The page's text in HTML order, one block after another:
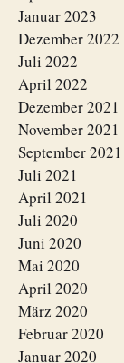
Januar 2023
Dezember 2022
Juli 2022
April 2022
Dezember 2021
November 2021
September 2021
Juli 2021
April 2021
Juli 2020
Juni 2020
Mai 2020
April 2020
März 2020
Februar 2020
Januar 2020